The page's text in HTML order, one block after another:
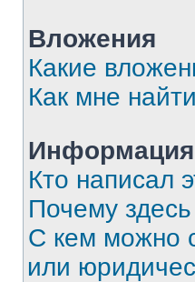
Вложения
Какие
Как мне
Кто написал
Почему
С кем можно
или